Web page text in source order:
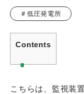
＃低圧発電所
Contents
こちらは、監視装